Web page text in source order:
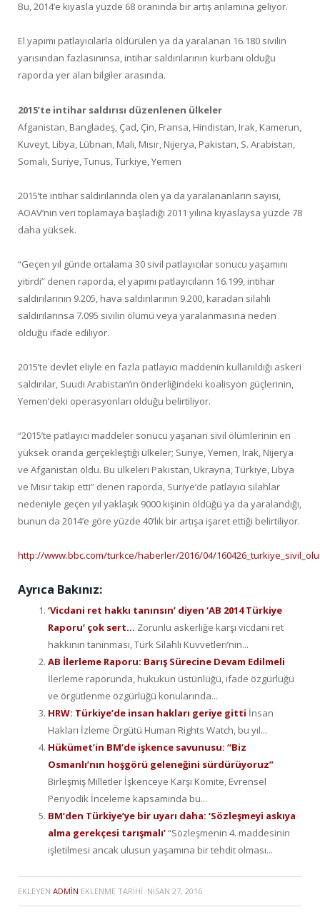
Bu, 2014’e kıyasla yüzde 68 oranında bir artış anlamına geliyor.
El yapımı patlayıcılarla öldürülen ya da yaralanan 16.180 sivilin
yarısından fazlasınınsa, intihar saldırılarının kurbanı olduğu
raporda yer alan bilgiler arasında.
2015’te intihar saldırısı düzenlenen ülkeler
Afganistan, Bangladeş, Çad, Çin, Fransa, Hindistan, Irak, Kamerun,
Kuveyt, Libya, Lübnan, Mali, Mısır, Nijerya, Pakistan, S. Arabistan,
Somali, Suriye, Tunus, Türkiye, Yemen
2015’te intihar saldırılarında ölen ya da yaralananların sayısı,
AOAV’nin veri toplamaya başladığı 2011 yılına kıyaslaysa yüzde 78
daha yüksek.
“Geçen yıl günde ortalama 30 sivil patlayıcılar sonucu yaşamını
yitirdi” denen raporda, el yapımı patlayıcıların 16.199, intihar
saldırılarının 9.205, hava saldırılarının 9.200, karadan silahlı
saldırılarınsa 7.095 sivilin ölümü veya yaralanmasına neden
olduğu ifade ediliyor.
2015’te devlet eliyle en fazla patlayıcı maddenin kullanıldığı askeri
saldırılar, Suudi Arabistan’ın önderliğindeki koalisyon güçlerinin,
Yemen’deki operasyonları olduğu belirtiliyor.
“2015’te patlayıcı maddeler sonucu yaşanan sivil ölümlerinin en
yüksek oranda gerçekleştiği ülkeler; Suriye, Yemen, Irak, Nijerya
ve Afganistan oldu. Bu ülkeleri Pakistan, Ukrayna, Türkiye, Libya
ve Mısır takip etti” denen raporda, Suriye’de patlayıcı silahlar
nedeniyle geçen yıl yaklaşık 9000 kişinin öldüğü ya da yaralandığı,
bunun da 2014’e göre yüzde 40’lık bir artışa işaret ettiği belirtiliyor.
http://www.bbc.com/turkce/haberler/2016/04/
Ayrıca Bakınız:
‘Vicdani ret hakkı tanınsın’ diyen ‘AB 2014 Türkiye
Raporu’ çok sert… Zorunlu askerliğe karşı vicdani ret
hakkının tanınması, Türk Silahlı Kuvvetleri’nin...
AB İlerleme Raporu: Barış Sürecine Devam Edilmeli
İlerleme raporunda, hukukun üstünlüğü, ifade özgürlüğü
ve örgütlenme özgürlüğü konularında...
HRW: Türkiye’de insan hakları geriye gitti İnsan
Hakları İzleme Örgütü Human Rights Watch, bu yıl...
Hükümet’in BM’de işkence savunusu: “Biz
Osmanlı’nın hoşgörü geleneğini sürdürüyoruz”
Birleşmiş Milletler İşkenceye Karşı Komite, Evrensel
Periyodik İnceleme kapsamında bu...
BM’den Türkiye’ye bir uyarı daha: ‘Sözleşmeyi askıya
alma gerekçesi tarışmalı’“Sözleşmenin 4. maddesinin
işletilmesi ancak ulusun yaşamına bir tehdit olması...
EKLEYEN ADMIN EKLENME TARIHI: NISAN 27, 2016